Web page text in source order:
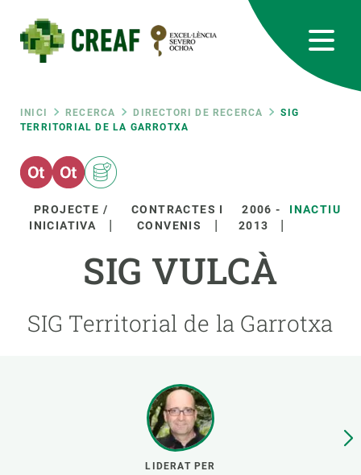
contingut
Fil
d'ariadna
INICI RECERCA DIRECTORI DE RECERCA
SIG
TERRITORIAL DE LA GARROTXA
PROJECTE /
INICIATIVA
CONTRACTES I
CONVENIS
2006 -
2013
INACTIU
SIG VULCÀ
SIG Territorial de la Garrotxa
LIDERAT PER
RRSS
Featured
responsive
INTRANET
Responsive
menu
CIÈNCIA EN ACCIÓ